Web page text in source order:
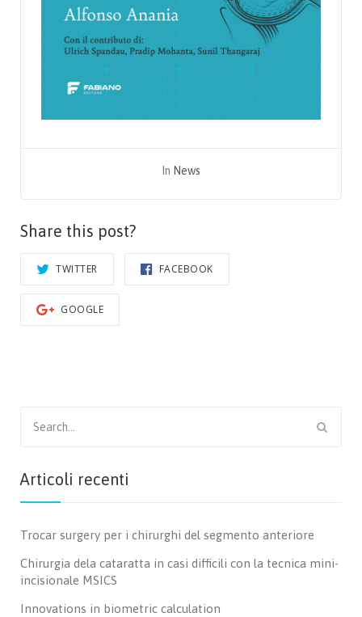
In News
Share this post?
TWITTER FACEBOOK
GOOGLE
for:
Articoli recenti
Trocar surgery per i chirurghi del segmento anteriore
Chirurgia dela cataratta in casi difficili con la tecnica mini-
incisionale MSICS
Innovations in biometric calculation